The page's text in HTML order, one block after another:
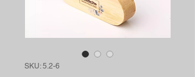
SKU: 5.2-6